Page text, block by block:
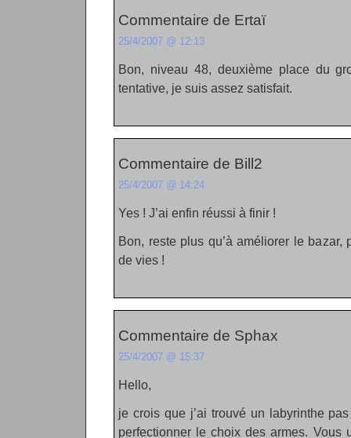
Commentaire de Ertaï
25/4/2007 @ 12:13
Bon, niveau 48, deuxième place du
tentative, je suis assez satisfait.
Commentaire de Bill2
25/4/2007 @ 14:24
Yes ! J’ai enfin réussi à finir !
Bon, reste plus qu’à améliorer le bazar,
de vies !
Commentaire de Sphax
25/4/2007 @ 15:37
Hello,
je crois que j’ai trouvé un labyrinthe
perfectionner le choix des armes. Vous